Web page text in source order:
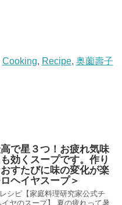
Cooking, Recipe, 奥薗壽子
で星３つ！お疲れ気味
効くスープです。作り
すたびに味の変化が楽
ヘイヤスープ＞
シピ【家庭料理研究家公式チ
ヤのスープ】 夏の疲れって暑